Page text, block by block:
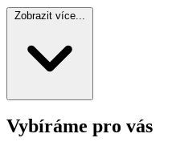
Zobrazit více...
Vybíráme pro vás